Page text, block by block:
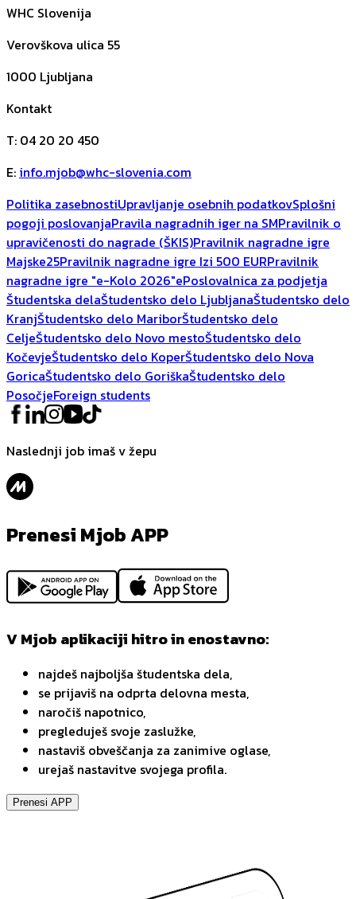
WHC Slovenija
Verovškova ulica 55
1000 Ljubljana
Kontakt
T: 04 20 20 450
E: info.mjob@whc-slovenia.com
Politika zasebnostiUpravljanje osebnih podatkovSplošni
pogoji poslovanjaPravila nagradnih iger na SMPravilnik o
upravičenosti do nagrade (ŠKIS)Pravilnik nagradne igre
Majske25Pravilnik nagradne igre Izi 500 EURPravilnik
nagradne igre "e-Kolo 2026"ePoslovalnica za podjetja
Študentska delaŠtudentsko delo LjubljanaŠtudentsko delo
KranjŠtudentsko delo MariborŠtudentsko delo
CeljeŠtudentsko delo Novo mestoŠtudentsko delo
KočevjeŠtudentsko delo KoperŠtudentsko delo Nova
GoricaŠtudentsko delo GoriškaŠtudentsko delo
PosočjeForeign students
Naslednji job imaš v žepu
Prenesi Mjob APP
V Mjob aplikaciji hitro in enostavno:
najdeš najboljša študentska dela,
se prijaviš na odprta delovna mesta,
naročiš napotnico,
pregleduješ svoje zaslužke,
nastaviš obveščanja za zanimive oglase,
urejaš nastavitve svojega profila.
Prenesi APP